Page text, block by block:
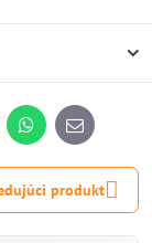
WhatsApp
E-
mail
produkt